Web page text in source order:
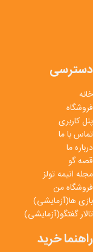
دسترسی
خانه
فروشگاه
پنل کاربری
تماس با ما
درباره ما
قصه گو
مجله انیمه تولز
فروشگاه من
بازی ها(آزمایشی)
تالار گفتگو(آزمایشی)
راهنما خرید